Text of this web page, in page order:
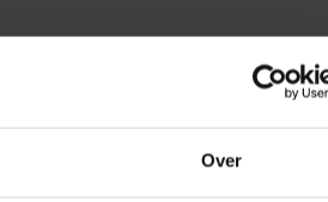
Over